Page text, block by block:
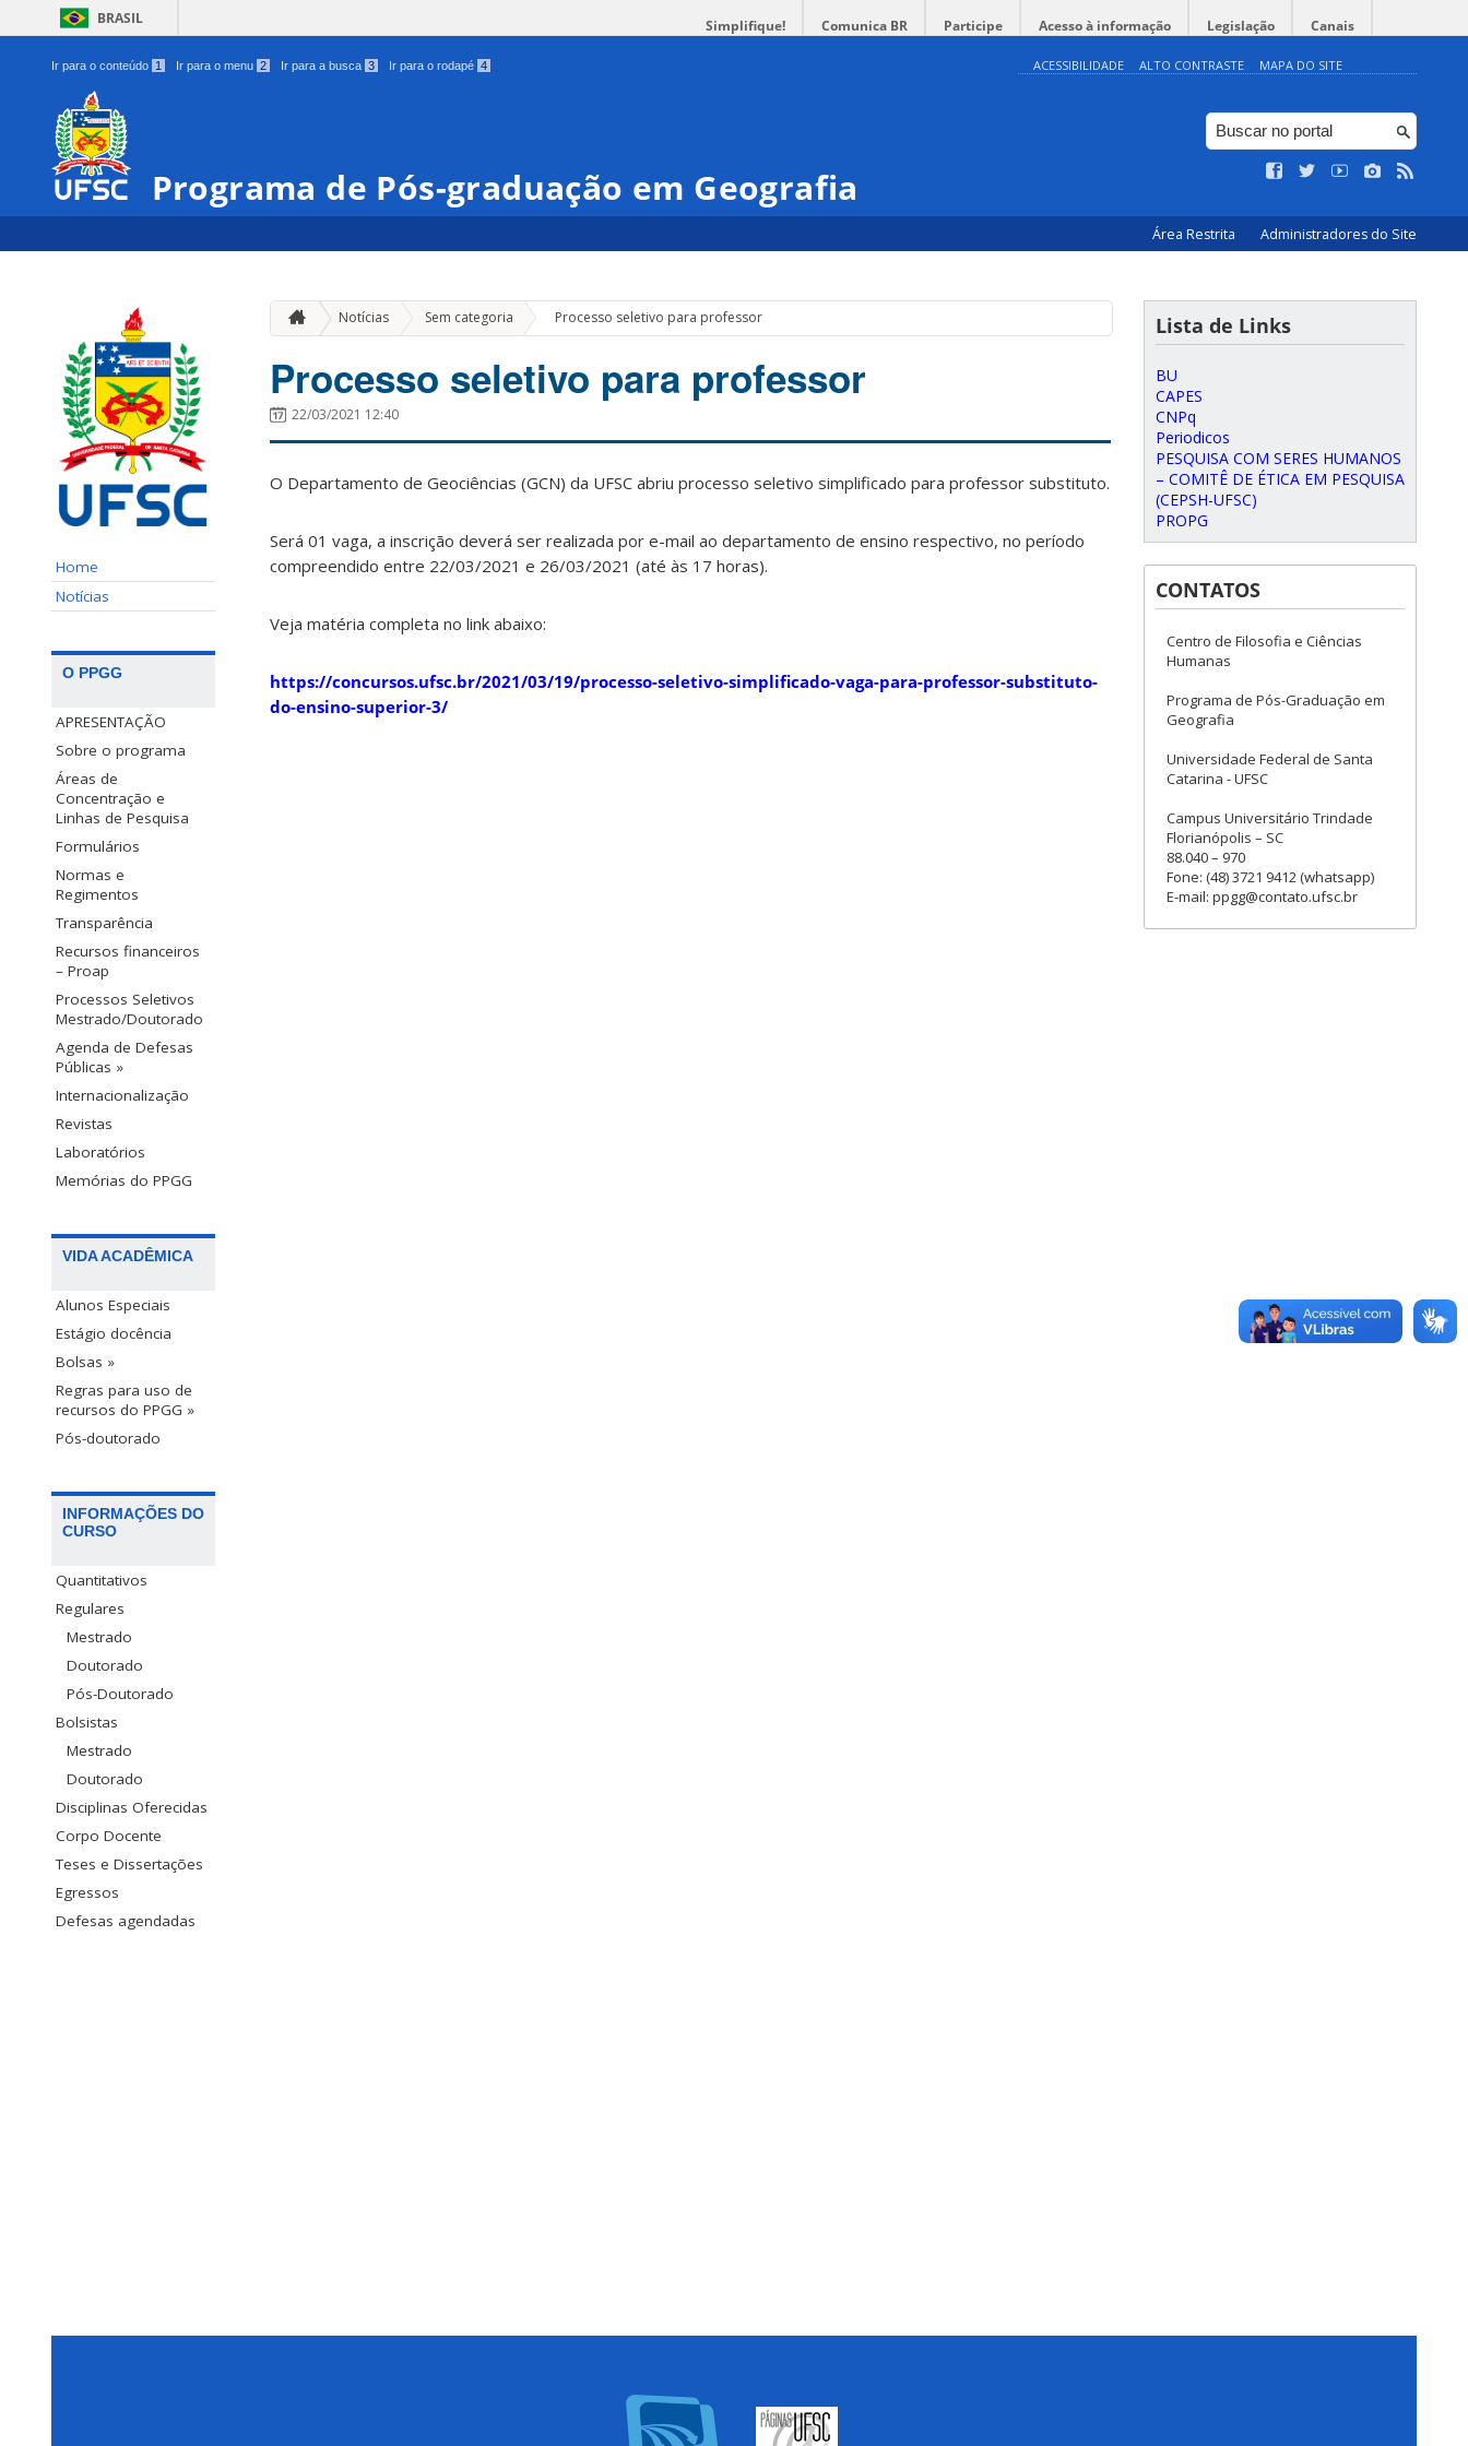
BRASIL Simplifique! Comunica BR Participe Acesso à informação Legislação Canais
Ir para o conteúdo 1 Ir para o menu 2 Ir para a busca 3 Ir para o rodapé 4 ACESSIBILIDADE ALTO CONTRASTE MAPA DO SITE
Programa de Pós-graduação em Geografia
Área Restrita Administradores do Site
Home
Notícias
O PPGG
APRESENTAÇÃO
Sobre o programa
Áreas de
Concentração e
Linhas de Pesquisa
Formulários
Normas e
Regimentos
Transparência
Recursos financeiros
– Proap
Processos Seletivos
Mestrado/Doutorado
Agenda de Defesas
Públicas »
Internacionalização
Revistas
Laboratórios
Memórias do PPGG
VIDA ACADÊMICA
Alunos Especiais
Estágio docência
Bolsas »
Regras para uso de
recursos do PPGG »
Pós-doutorado
INFORMAÇÕES DO
CURSO
Quantitativos
Regulares
Mestrado
Doutorado
Pós-Doutorado
Bolsistas
Mestrado
Doutorado
Disciplinas Oferecidas
Corpo Docente
Teses e Dissertações
Egressos
Defesas agendadas
Notícias Sem categoria » Processo seletivo para professor
Processo seletivo para professor
22/03/2021 12:40
O Departamento de Geociências (GCN) da UFSC abriu processo seletivo simplificado para professor substituto.
Será 01 vaga, a inscrição deverá ser realizada por e-mail ao departamento de ensino respectivo, no período
compreendido entre 22/03/2021 e 26/03/2021 (até às 17 horas).
Veja matéria completa no link abaixo:
https://concursos.ufsc.br/2021/03/19/processo-seletivo-simplificado-vaga-para-professor-substituto-
do-ensino-superior-3/
Lista de Links
BU
CAPES
CNPq
Periodicos
PESQUISA COM SERES HUMANOS
– COMITÊ DE ÉTICA EM PESQUISA
(CEPSH-UFSC)
PROPG
CONTATOS
Centro de Filosofia e Ciências
Humanas
Programa de Pós-Graduação em
Geografia
Universidade Federal de Santa
Catarina - UFSC
Campus Universitário Trindade
Florianópolis – SC
88.040 – 970
Fone: (48) 3721 9412 (whatsapp)
E-mail: ppgg@contato.ufsc.br